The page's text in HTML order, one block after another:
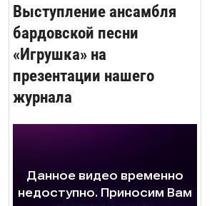
Выступление ансамбля
бардовской песни
«Игрушка» на
презентации нашего
журнала